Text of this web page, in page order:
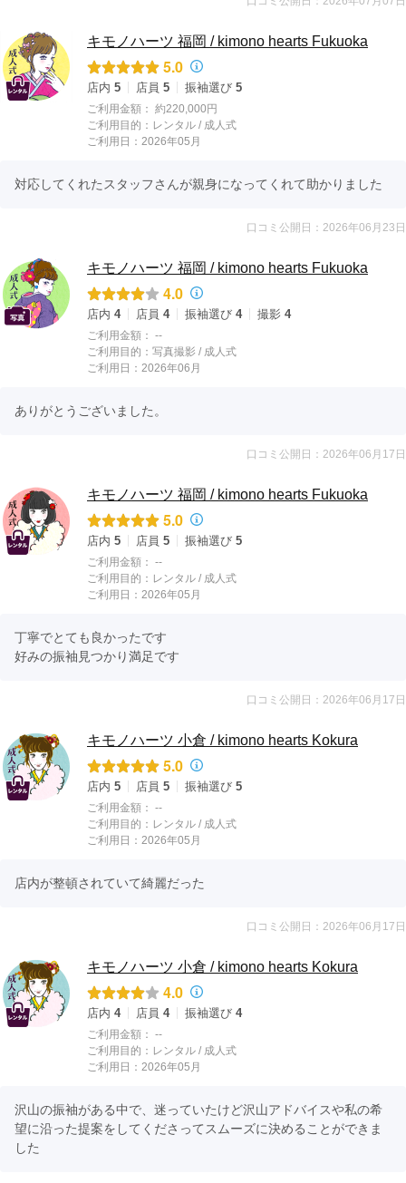
キモノハーツ 福岡 / kimono hearts Fukuoka
5.0
店内 5 店員 5 振袖選び 5
ご利用金額： 約220,000円
ご利用目的： レンタル / 成人式
ご利用日：2026年05月
対応してくれたスタッフさんが親身になってくれて助かりました
口コミ公開日：2026年06月23日
キモノハーツ 福岡 / kimono hearts Fukuoka
4.0
店内 4 店員 4 振袖選び 4 撮影 4
ご利用金額： --
ご利用目的： 写真撮影 / 成人式
ご利用日：2026年06月
ありがとうございました。
口コミ公開日：2026年06月17日
キモノハーツ 福岡 / kimono hearts Fukuoka
5.0
店内 5 店員 5 振袖選び 5
ご利用金額： --
ご利用目的： レンタル / 成人式
ご利用日：2026年05月
丁寧でとても良かったです
好みの振袖見つかり満足です
口コミ公開日：2026年06月17日
キモノハーツ 小倉 / kimono hearts Kokura
5.0
店内 5 店員 5 振袖選び 5
ご利用金額： --
ご利用目的： レンタル / 成人式
ご利用日：2026年05月
店内が整頓されていて綺麗だった
口コミ公開日：2026年06月17日
キモノハーツ 小倉 / kimono hearts Kokura
4.0
店内 4 店員 4 振袖選び 4
ご利用金額： --
ご利用目的： レンタル / 成人式
ご利用日：2026年05月
沢山の振袖がある中で、迷っていたけど沢山アドバイスや私の希
望に沿った提案をしてくださってスムーズに決めることができま
した